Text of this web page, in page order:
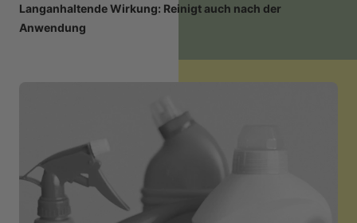
Langanhaltende Wirkung: Reinigt auch nach der
Anwendung